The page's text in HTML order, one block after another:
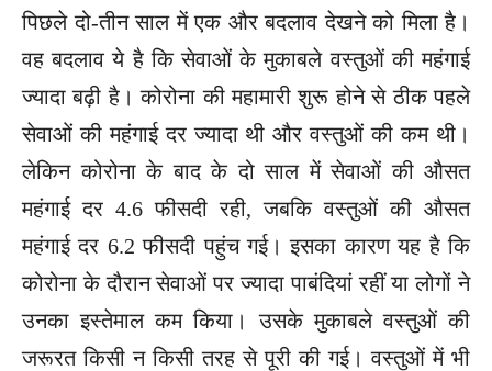
पिछले दो-तीन साल में एक और बदलाव देखने को मिला है।
वह बदलाव ये है कि सेवाओं के मुकाबले वस्तुओं की महंगाई
ज्यादा बढ़ी है। कोरोना की महामारी शुरू होने से ठीक पहले
सेवाओं की महंगाई दर ज्यादा थी और वस्तुओं की कम थी।
लेकिन कोरोना के बाद के दो साल में सेवाओं की औसत
महंगाई दर 4.6 फीसदी रही, जबकि वस्तुओं की औसत
महंगाई दर 6.2 फीसदी पहुंच गई। इसका कारण यह है कि
कोरोना के दौरान सेवाओं पर ज्यादा पाबंदियां रहीं या लोगों ने
उनका इस्तेमाल कम किया। उसके मुकाबले वस्तुओं की
जरूरत किसी न किसी तरह से पूरी की गई। वस्तुओं में भी